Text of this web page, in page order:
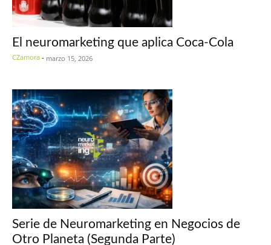
El neuromarketing que aplica Coca-Cola
CZamora - marzo 15, 2026
Serie de Neuromarketing en Negocios de
Otro Planeta (Segunda Parte)